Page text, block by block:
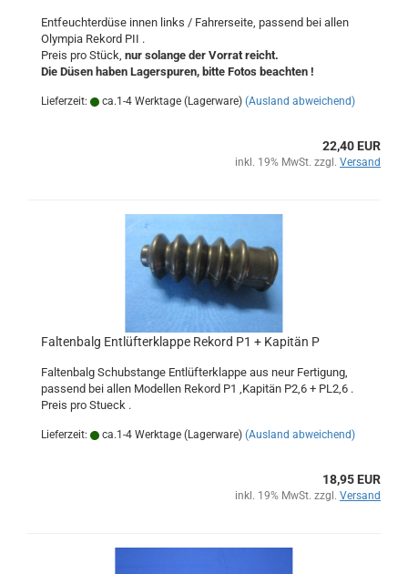
Entfeuchterdüse innen links / Fahrerseite, passend bei allen
Olympia Rekord PII .
Preis pro Stück, nur solange der Vorrat reicht.
Die Düsen haben Lagerspuren, bitte Fotos beachten !
Lieferzeit: ca.1-4 Werktage (Lagerware) (Ausland abweichend)
22,40 EUR
inkl. 19% MwSt. zzgl. Versand
Faltenbalg Entlüfterklappe Rekord P1 + Kapitän P
Faltenbalg Schubstange Entlüfterklappe aus neur Fertigung,
passend bei allen Modellen Rekord P1 ,Kapitän P2,6 + PL2,6 .
Preis pro Stueck .
Lieferzeit: ca.1-4 Werktage (Lagerware) (Ausland abweichend)
18,95 EUR
inkl. 19% MwSt. zzgl. Versand